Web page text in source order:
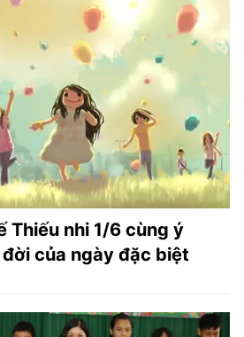
Thiếu nhi 1/6 cùng ý
của ngày đặc biệt